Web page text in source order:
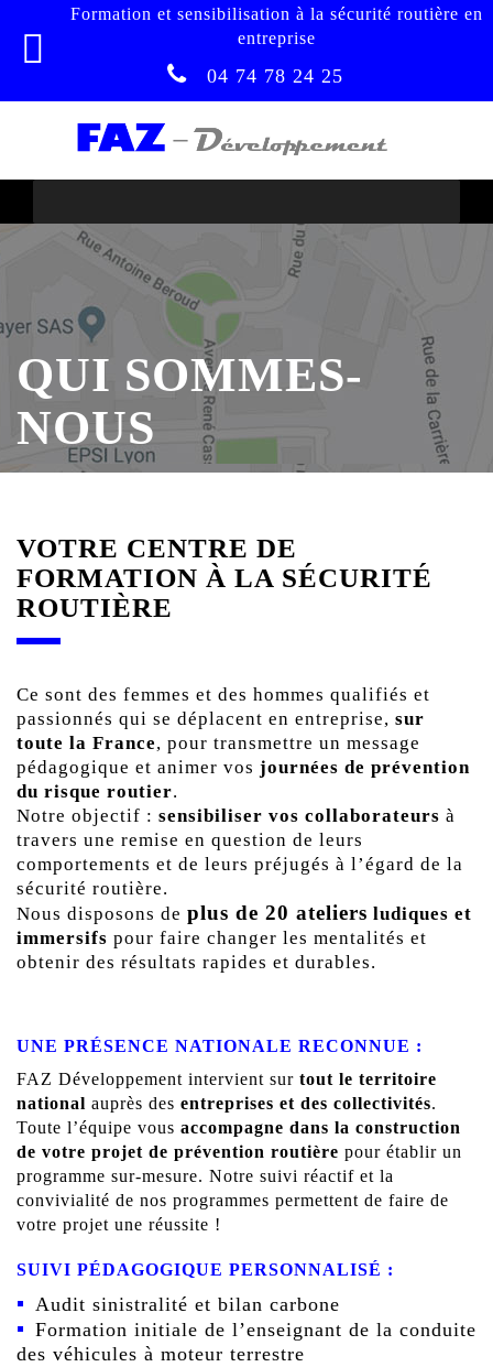
Formation et sensibilisation à la sécurité routière en
entreprise
04 74 78 24 25
QUI SOMMES-
NOUS
VOTRE CENTRE DE
FORMATION À LA SÉCURITÉ
ROUTIÈRE
Ce sont des femmes et des hommes qualifiés et
passionnés qui se déplacent en entreprise, sur
toute la France, pour transmettre un message
pédagogique et animer vos journées de prévention
du risque routier.
Notre objectif : sensibiliser vos collaborateurs à
travers une remise en question de leurs
comportements et de leurs préjugés à l’égard de la
sécurité routière.
Nous disposons de plus de 20 ateliers ludiques et
immersifs pour faire changer les mentalités et
obtenir des résultats rapides et durables.
UNE PRÉSENCE NATIONALE RECONNUE :
FAZ Développement intervient sur tout le territoire
national auprès des entreprises et des collectivités.
Toute l’équipe vous accompagne dans la construction
de votre projet de prévention routière pour établir un
programme sur-mesure. Notre suivi réactif et la
convivialité de nos programmes permettent de faire de
votre projet une réussite !
SUIVI PÉDAGOGIQUE PERSONNALISÉ :
Audit sinistralité et bilan carbone
Formation initiale de l’enseignant de la conduite
des véhicules à moteur terrestre